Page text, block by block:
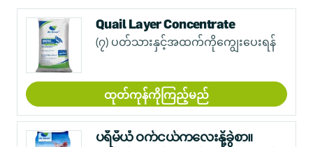
Quail Layer Concentrate
(၇) ပတ်သားနှင့်အထက်ကိုကျွေးပေးရန်
ထုတ်ကုန်ကိုကြည့်မည်
ပရီမီယံ ဝက်ငယ်ကလေးနို့ခွဲစာ။